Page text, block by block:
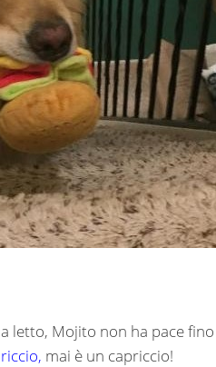
letto, Mojito non ha pace
riccio, mai è un capriccio!